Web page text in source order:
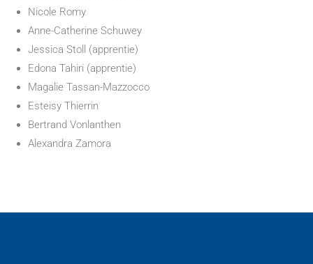
Nicole Romy
Anne-Catherine Schuwey
Jessica Stoll (apprentie)
Edona Tahiri (apprentie)
Magalie Tassan-Mazzocco
Esteisy Thierrin
Bertrand Vonlanthen
Alexandra Zamora